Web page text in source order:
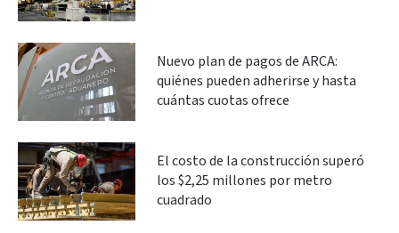
Nuevo plan de pagos de ARCA:
quiénes pueden adherirse y hasta
cuántas cuotas ofrece
El costo de la construcción superó
los $2,25 millones por metro
cuadrado